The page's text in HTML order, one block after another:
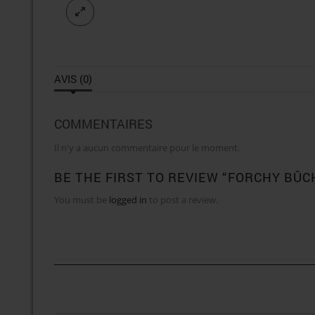
AVIS (0)
COMMENTAIRES
Il n'y a aucun commentaire pour le moment.
BE THE FIRST TO REVIEW “FORCHY
You must be logged in to post a review.